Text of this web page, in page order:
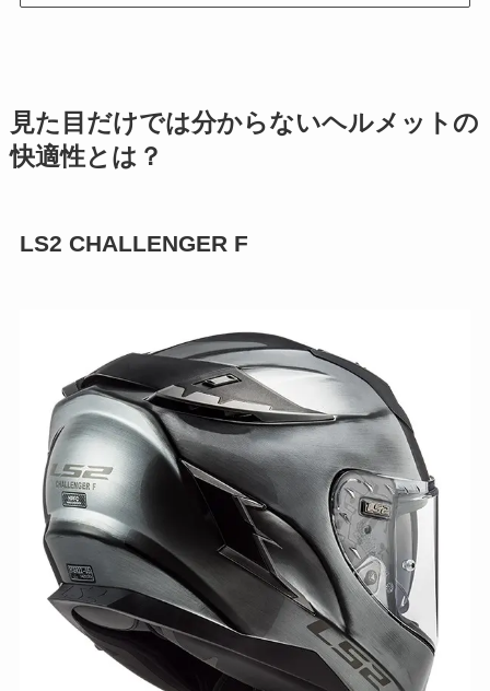
見た目だけでは分からないヘルメットの
快適性とは？
LS2 CHALLENGER F